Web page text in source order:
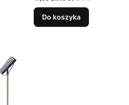
Do koszyka